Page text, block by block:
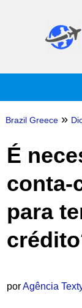
Brazil Greece »
É
conta-
para
porAgência